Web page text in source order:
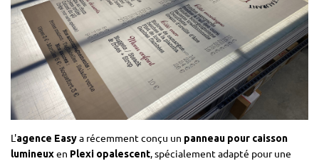
L'agence Easya récemment conçu un panneau pour caisson
lumineuxen Plexi opalescent, spécialement adapté pour une